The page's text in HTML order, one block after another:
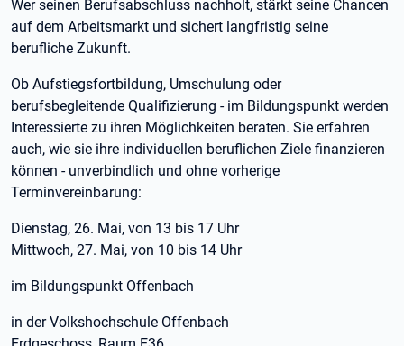
Wer seinen Berufsabschluss nachholt, stärkt seine Chancen
auf dem Arbeitsmarkt und sichert langfristig seine
berufliche Zukunft.
Ob Aufstiegsfortbildung, Umschulung oder
berufsbegleitende Qualifizierung - im Bildungspunkt werden
Interessierte zu ihren Möglichkeiten beraten. Sie erfahren
auch, wie sie ihre individuellen beruflichen Ziele finanzieren
können - unverbindlich und ohne vorherige
Terminvereinbarung:
Dienstag, 26. Mai, von 13 bis 17 Uhr
Mittwoch, 27. Mai, von 10 bis 14 Uhr
im Bildungspunkt Offenbach
in der Volkshochschule Offenbach